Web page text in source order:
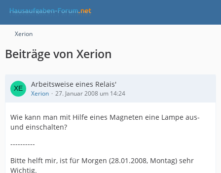
Xerion
Beiträge von Xerion
Arbeitsweise eines Relais'
Xerion 27. Januar 2008 um 14:24
Wie kann man mit Hilfe eines Magneten eine Lampe aus-
und einschalten?
----------
Bitte helft mir, ist für Morgen (28.01.2008, Montag) sehr
Wichtig.